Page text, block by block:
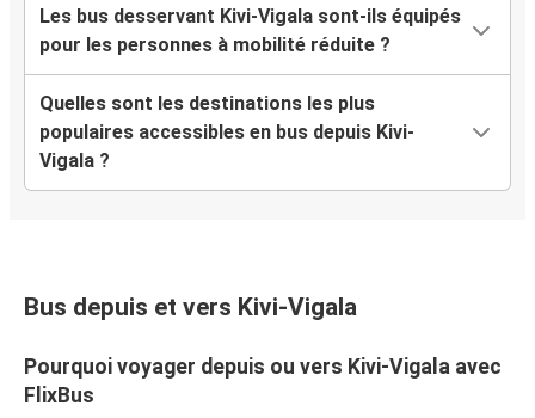
Les bus desservant Kivi-Vigala sont-ils équipés
pour les personnes à mobilité réduite ?
Quelles sont les destinations les plus
populaires accessibles en bus depuis Kivi-
Vigala ?
Bus depuis et vers Kivi-Vigala
Pourquoi voyager depuis ou vers Kivi-Vigala avec
FlixBus